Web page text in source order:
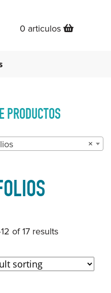
0 articulos
PRODUCTOS
×
of 17 results